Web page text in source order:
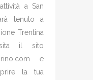
a San
tenuto a
Trentina
il sito
e
la tua